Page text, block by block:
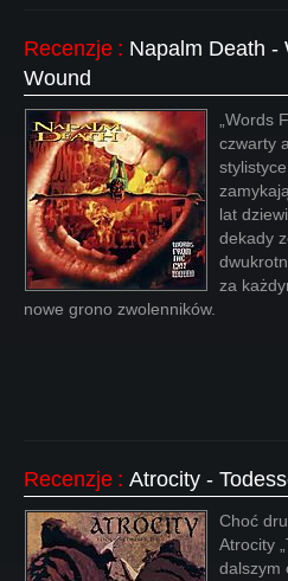
Recenzje : Napalm Death -
Wound
„Words
czwarty
lat
dekady
za
nowe grono zwolenników.
Recenzje : Atrocity -
Choć
Atrocity
dalszym